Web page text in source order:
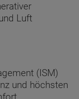
Luft
(ISM)
und höchsten